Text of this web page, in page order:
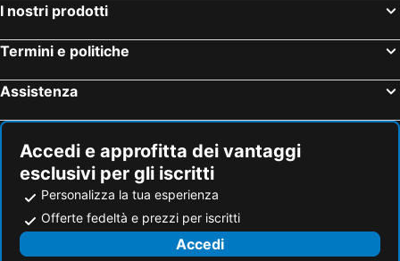
I nostri prodotti
Termini e politiche
Assistenza
Accedi e approfitta dei vantaggi
esclusivi per gli iscritti
Personalizza la tua esperienza
Offerte fedeltà e prezzi per iscritti
Accedi